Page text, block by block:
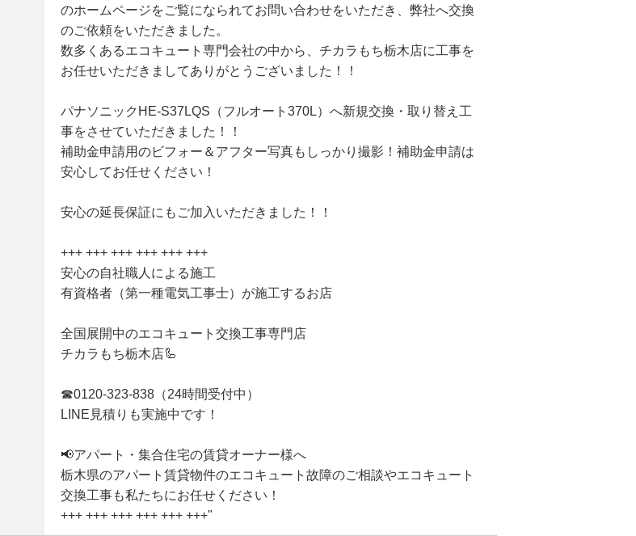
のホームページをご覧になられてお問い合わせをいただき、弊社へ交換
のご依頼をいただきました。
数多くあるエコキュート専門会社の中から、チカラもち栃木店に工事を
お任せいただきましてありがとうございました！！
パナソニックHE-S37LQS（フルオート370L）へ新規交換・取り替え工
事をさせていただきました！！
補助金申請用のビフォー＆アフター写真もしっかり撮影！補助金申請は
安心してお任せください！
安心の延長保証にもご加入いただきました！！
+++ +++ +++ +++ +++ +++
安心の自社職人による施工
有資格者（第一種電気工事士）が施工するお店
全国展開中のエコキュート交換工事専門店
チカラもち栃木店🦾
☎0120-323-838（24時間受付中）
LINE見積りも実施中です！
📢アパート・集合住宅の賃貸オーナー様へ
栃木県のアパート賃貸物件のエコキュート故障のご相談やエコキュート
交換工事も私たちにお任せください！
+++ +++ +++ +++ +++ +++"